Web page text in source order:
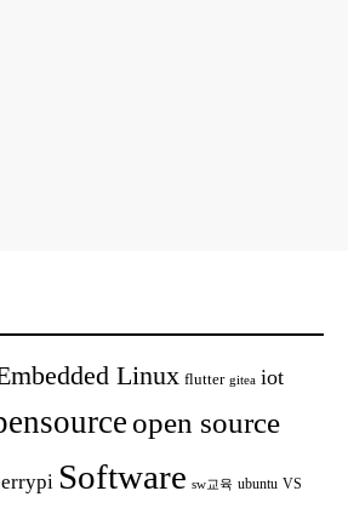
Linux flutter gitea iot
open source
Software sw교육 ubuntu VS